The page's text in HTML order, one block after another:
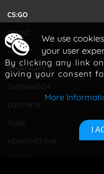
CS:GO
DOTA2
LOL
STARCRAFT 2
We use
your user
By clicking any link
giving your consent
More
I